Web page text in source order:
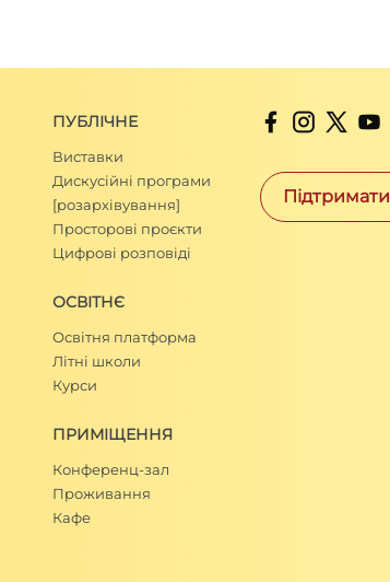
ПУБЛІЧНЕ
Виставки
Дискусійні програми
[розархівування]
Просторові проєкти
Цифрові розповіді
ОСВІТНЄ
Освітня платформа
Літні школи
Курси
ПРИМІЩЕННЯ
Конференц-зал
Проживання
Кафе
Підтримати